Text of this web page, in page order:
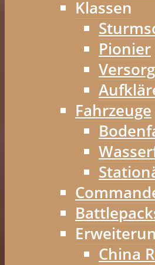
Klassen
Pionier
Fahrzeuge
China